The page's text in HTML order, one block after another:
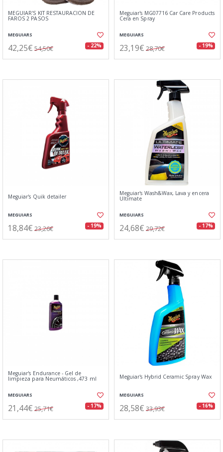
MEGUIAR'S KIT RESTAURACIÓN DE
FAROS 2 PASOS
MEGUIARS
42,25€ 54,50€ - 22%
Meguiar's MG07716 Car Care Products
Cera en Spray
MEGUIARS
23,19€ 28,70€ - 19%
Meguiar's Quik detailer
MEGUIARS
18,84€ 23,26€ - 19%
Meguiar's Wash&Wax, Lava y encera
Ultimate
MEGUIARS
24,68€ 29,72€ - 17%
Meguiar's Endurance - Gel de
limpieza para Neumáticos ,473 ml
MEGUIARS
21,44€ 25,71€ - 17%
Meguiar's Hybrid Ceramic Spray Wax
MEGUIARS
28,58€ 33,93€ - 16%